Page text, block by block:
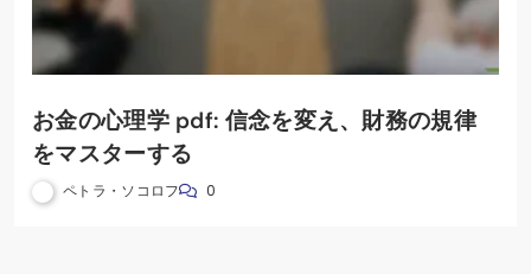
お金の心理学 pdf: 信念を変え、財務の規律
をマスターする
ペトラ・ソコロフ 0